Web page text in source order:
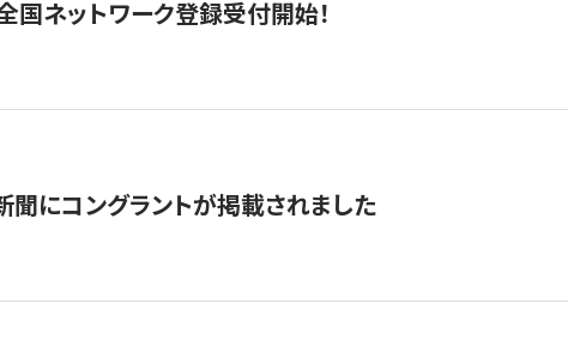
国ネットワーク登録受付開始！
聞にコングラントが掲載されました